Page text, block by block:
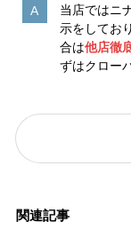
当店ではニ
示をしてお
合は他店徹
ずはクロー
関連記事